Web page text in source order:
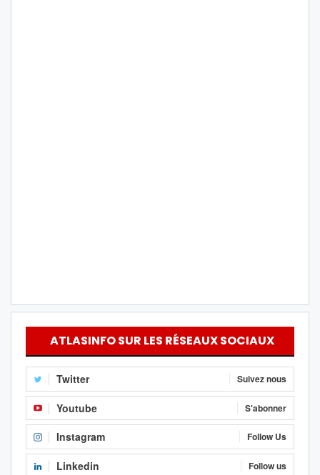
ATLASINFO SUR LES RÉSEAUX SOCIAUX
Twitter Suivez nous
Youtube S'abonner
Instagram Follow Us
Linkedin Follow us